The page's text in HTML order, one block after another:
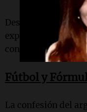
Desde su debut en
experiencia en la
consolidarse
Fútbol y
La confesión del